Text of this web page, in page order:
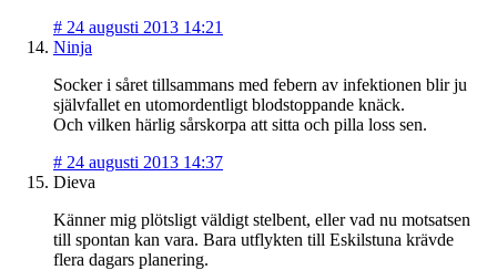
# 24 augusti 2013 14:21
Ninja
Socker i såret tillsammans med febern av infektionen blir ju
självfallet en utomordentligt blodstoppande knäck.
Och vilken härlig sårskorpa att sitta och pilla loss sen.
# 24 augusti 2013 14:37
Dieva
Känner mig plötsligt väldigt stelbent, eller vad nu motsatsen
till spontan kan vara. Bara utflykten till Eskilstuna krävde
flera dagars planering.